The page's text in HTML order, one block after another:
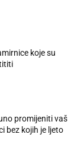
koje su
promijeniti vaš
bez kojih je ljeto